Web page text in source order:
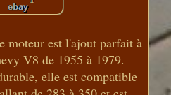
moteur est l'ajout parfait à
V8 de 1955 à 1979.
elle est compatible